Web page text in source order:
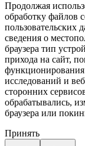
Продолжая
обработку файлов
пользовательских
сведения о
браузера тип
прихода на сайт,
функционирования
исследований и
сторонних
обрабатывались,
браузера или
Принять